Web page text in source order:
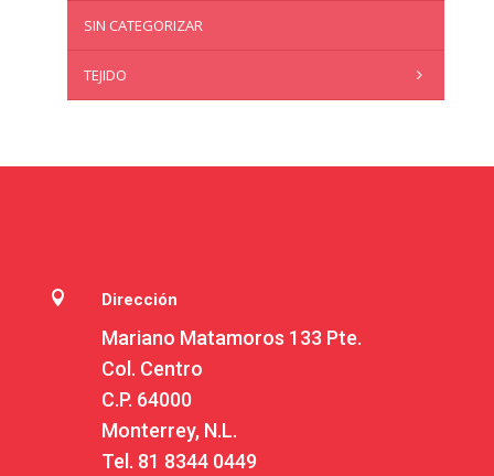
SIN CATEGORIZAR
TEJIDO
 Dirección
Mariano Matamoros 133 Pte.
Col. Centro
C.P. 64000
Monterrey, N.L.
Tel. 81 8344 0449